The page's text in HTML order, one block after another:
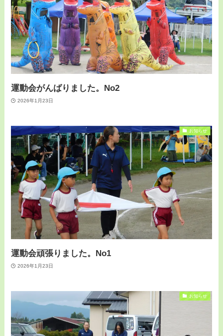
運動会がんばりました。No2
2026年1月23日
お知らせ
運動会頑張りました。No1
2026年1月23日
お知らせ